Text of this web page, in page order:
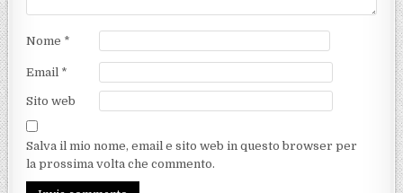
Nome *
Email *
Sito web
Salva il mio nome, email e sito web in questo browser per
la prossima volta che commento.